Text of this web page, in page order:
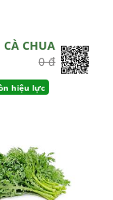
CÀ CHUA
0 đ
hiệu lực